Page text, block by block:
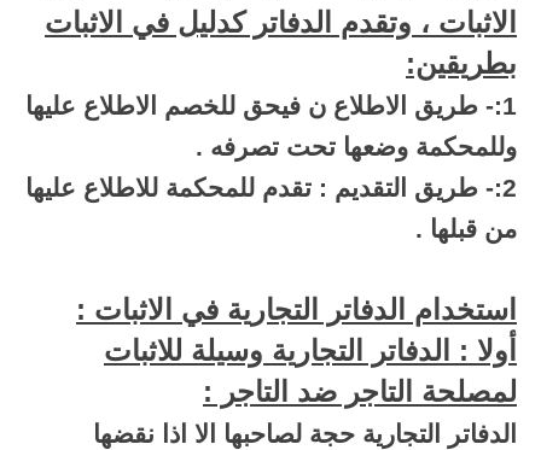
الاثبات ، وتقدم الدفاتر كدليل في الاثبات
بطريقين:
1:- طريق الاطلاع ن فيحق للخصم الاطلاع عليها
وللمحكمة وضعها تحت تصرفه .
2:- طريق التقديم : تقدم للمحكمة للاطلاع عليها
من قبلها .
استخدام الدفاتر التجارية في الاثبات :
أولا : الدفاتر التجارية وسيلة للاثبات
لمصلحة التاجر ضد التاجر :
الدفاتر التجارية حجة لصاحبها الا اذا نقضها